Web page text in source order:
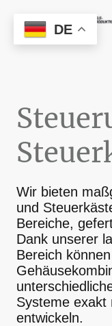
Wir bieten
und
Bereiche,
Dank unserer
Bereich
Systeme exakt
entwickeln.
DE